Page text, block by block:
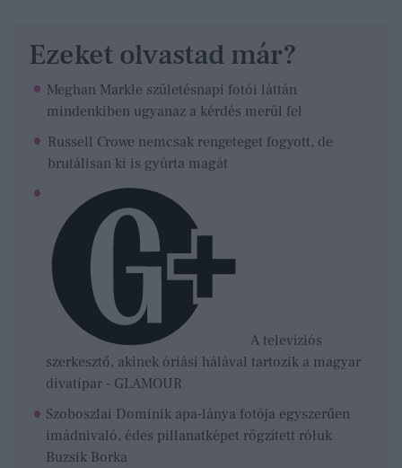
Ezeket olvastad már?
Meghan Markle születésnapi fotói láttán
mindenkiben ugyanaz a kérdés merül fel
Russell Crowe nemcsak rengeteget fogyott, de
brutálisan ki is gyúrta magát
A televíziós
szerkesztő, akinek óriási hálával tartozik a magyar
divatipar - GLAMOUR
Szoboszlai Dominik apa-lánya fotója egyszerűen
imádnivaló, édes pillanatképet rögzített róluk
Buzsik Borka